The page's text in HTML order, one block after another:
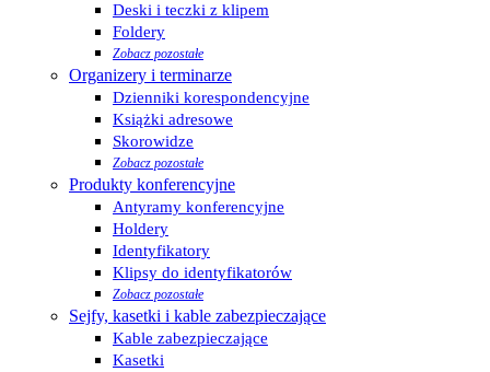
Deski i teczki z klipem
Foldery
Zobacz pozostałe
Organizery i terminarze
Dzienniki korespondencyjne
Książki adresowe
Skorowidze
Zobacz pozostałe
Produkty konferencyjne
Antyramy konferencyjne
Holdery
Identyfikatory
Klipsy do identyfikatorów
Zobacz pozostałe
Sejfy, kasetki i kable zabezpieczające
Kable zabezpieczające
Kasetki